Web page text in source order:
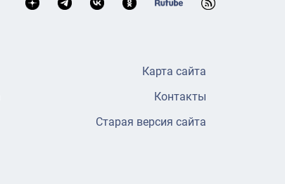
Карта сайта
Контакты
Старая версия сайта